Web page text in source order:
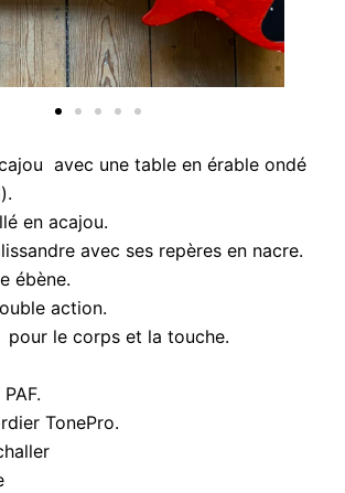
avec une table en érable ondé
en acajou.
avec ses repères en nacre.
ébène.
action.
pour le corps et la touche.
TonePro.